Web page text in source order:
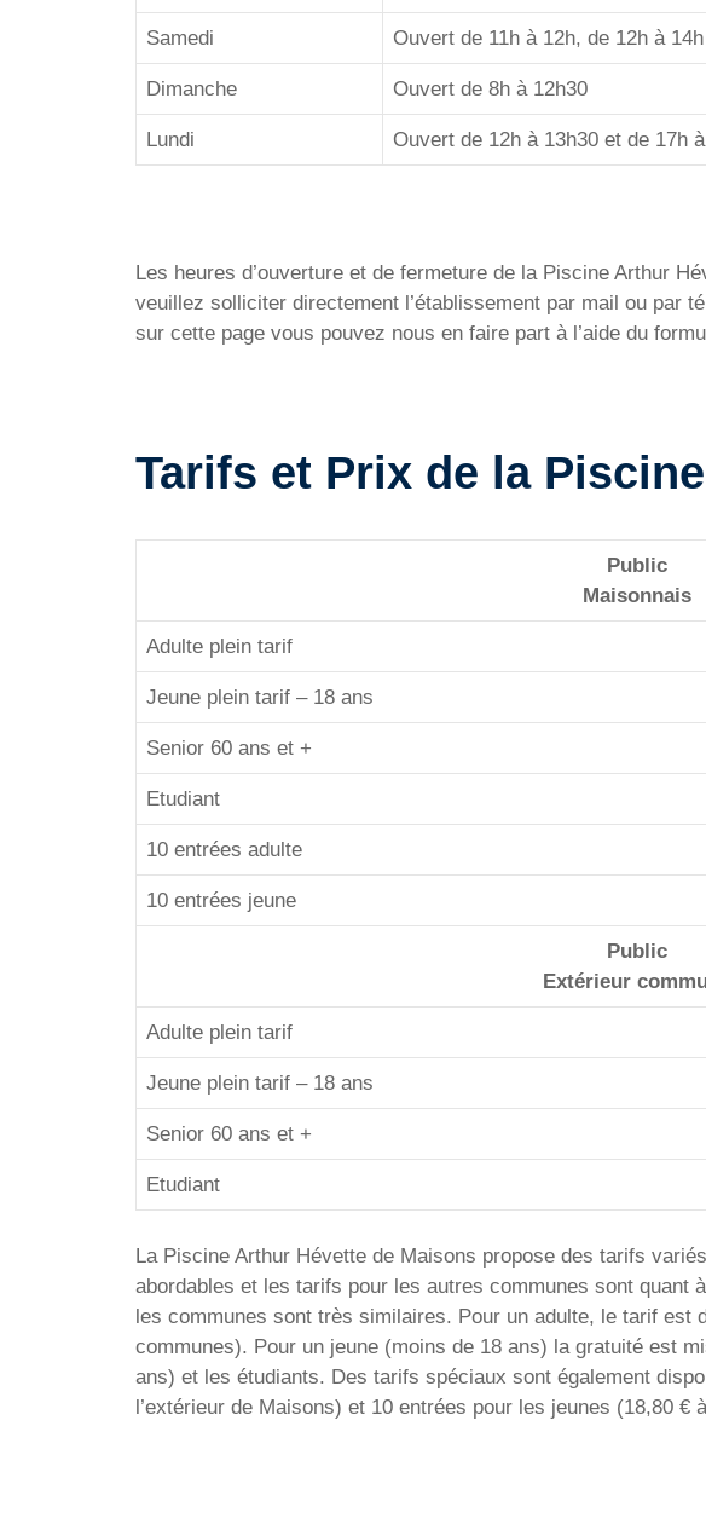
Samedi Ouvert de 11h à 12h, de 12h à
Dimanche Ouvert de 8h à 12h30
Lundi Ouvert de 12h à 13h30 et de 17h
Les heures d’ouverture et de fermeture de la Piscine Arthur
veuillez solliciter directement l’établissement par mail ou par
sur cette page vous pouvez nous en faire part à l’aide du
Tarifs et Prix de la
Public
Maisonnais
Adulte plein tarif
Jeune plein tarif – 18 ans
Senior 60 ans et +
Etudiant
10 entrées adulte
10 entrées jeune
Public
Extérieur
Adulte plein tarif
Jeune plein tarif – 18 ans
Senior 60 ans et +
Etudiant
La Piscine Arthur Hévette de Maisons propose des tarifs
abordables et les tarifs pour les autres communes sont quant
les communes sont très similaires. Pour un adulte, le tarif est
communes). Pour un jeune (moins de 18 ans) la gratuité est
ans) et les étudiants. Des tarifs spéciaux sont également
l’extérieur de Maisons) et 10 entrées pour les jeunes (18,80 €